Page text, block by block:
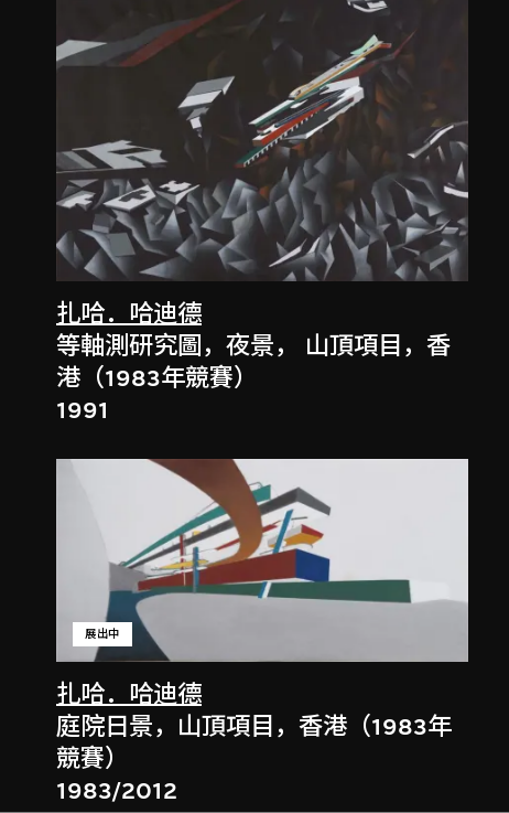
扎哈．哈迪德
等軸測研究圖，夜景， 山頂項目，香
港（1983年競賽）
1991
扎哈．哈迪德
展出中
庭院日景，山頂項目，香港（1983年
競賽）
1983/2012